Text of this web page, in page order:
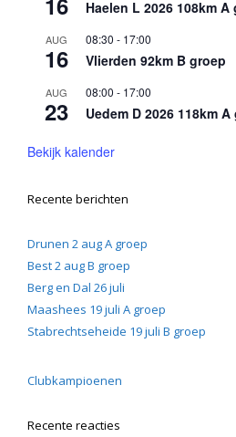
Haelen L 2026 108km A
AUG
16
08:30 - 17:00
Vlierden 92km B groep
AUG
23
08:00 - 17:00
Uedem D 2026 118km A
Bekijk kalender
Recente berichten
Drunen 2 aug A groep
Best 2 aug B groep
Berg en Dal 26 juli
Maashees 19 juli A groep
Stabrechtseheide 19 juli B groep
Clubkampioenen
Recente reacties